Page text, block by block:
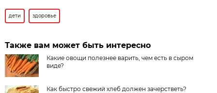
дети здоровье
Также вам может быть интересно
Какие овощи полезнее варить, чем есть в сыром
виде?
Как быстро свежий хлеб должен зачерстветь?